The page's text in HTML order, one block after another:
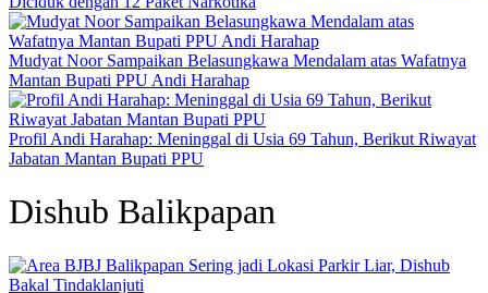
Mudyat Noor Sampaikan Belasungkawa Mendalam atas Wafatnya
Mantan Bupati PPU Andi Harahap
Profil Andi Harahap: Meninggal di Usia 69 Tahun, Berikut Riwayat
Jabatan Mantan Bupati PPU
Dishub Balikpapan